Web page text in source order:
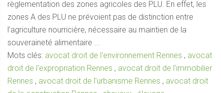
règlementation des zones agricoles des PLU. En effet, les
zones A des PLU ne prévoient pas de distinction entre
l’agriculture nourricière, nécessaire au maintien de la
souveraineté alimentaire ...
Mots clés: avocat droit de l'environnement Rennes , avocat
droit de l'expropriation Rennes , avocat droit de l'immobilier
Rennes , avocat droit de l'urbanisme Rennes , avocat droit